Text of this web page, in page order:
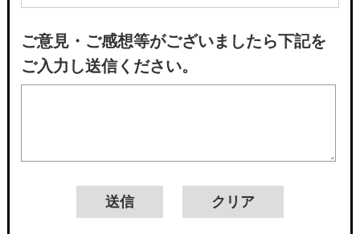
ご意見・ご感想等がございましたら下記を
ご入力し送信ください。